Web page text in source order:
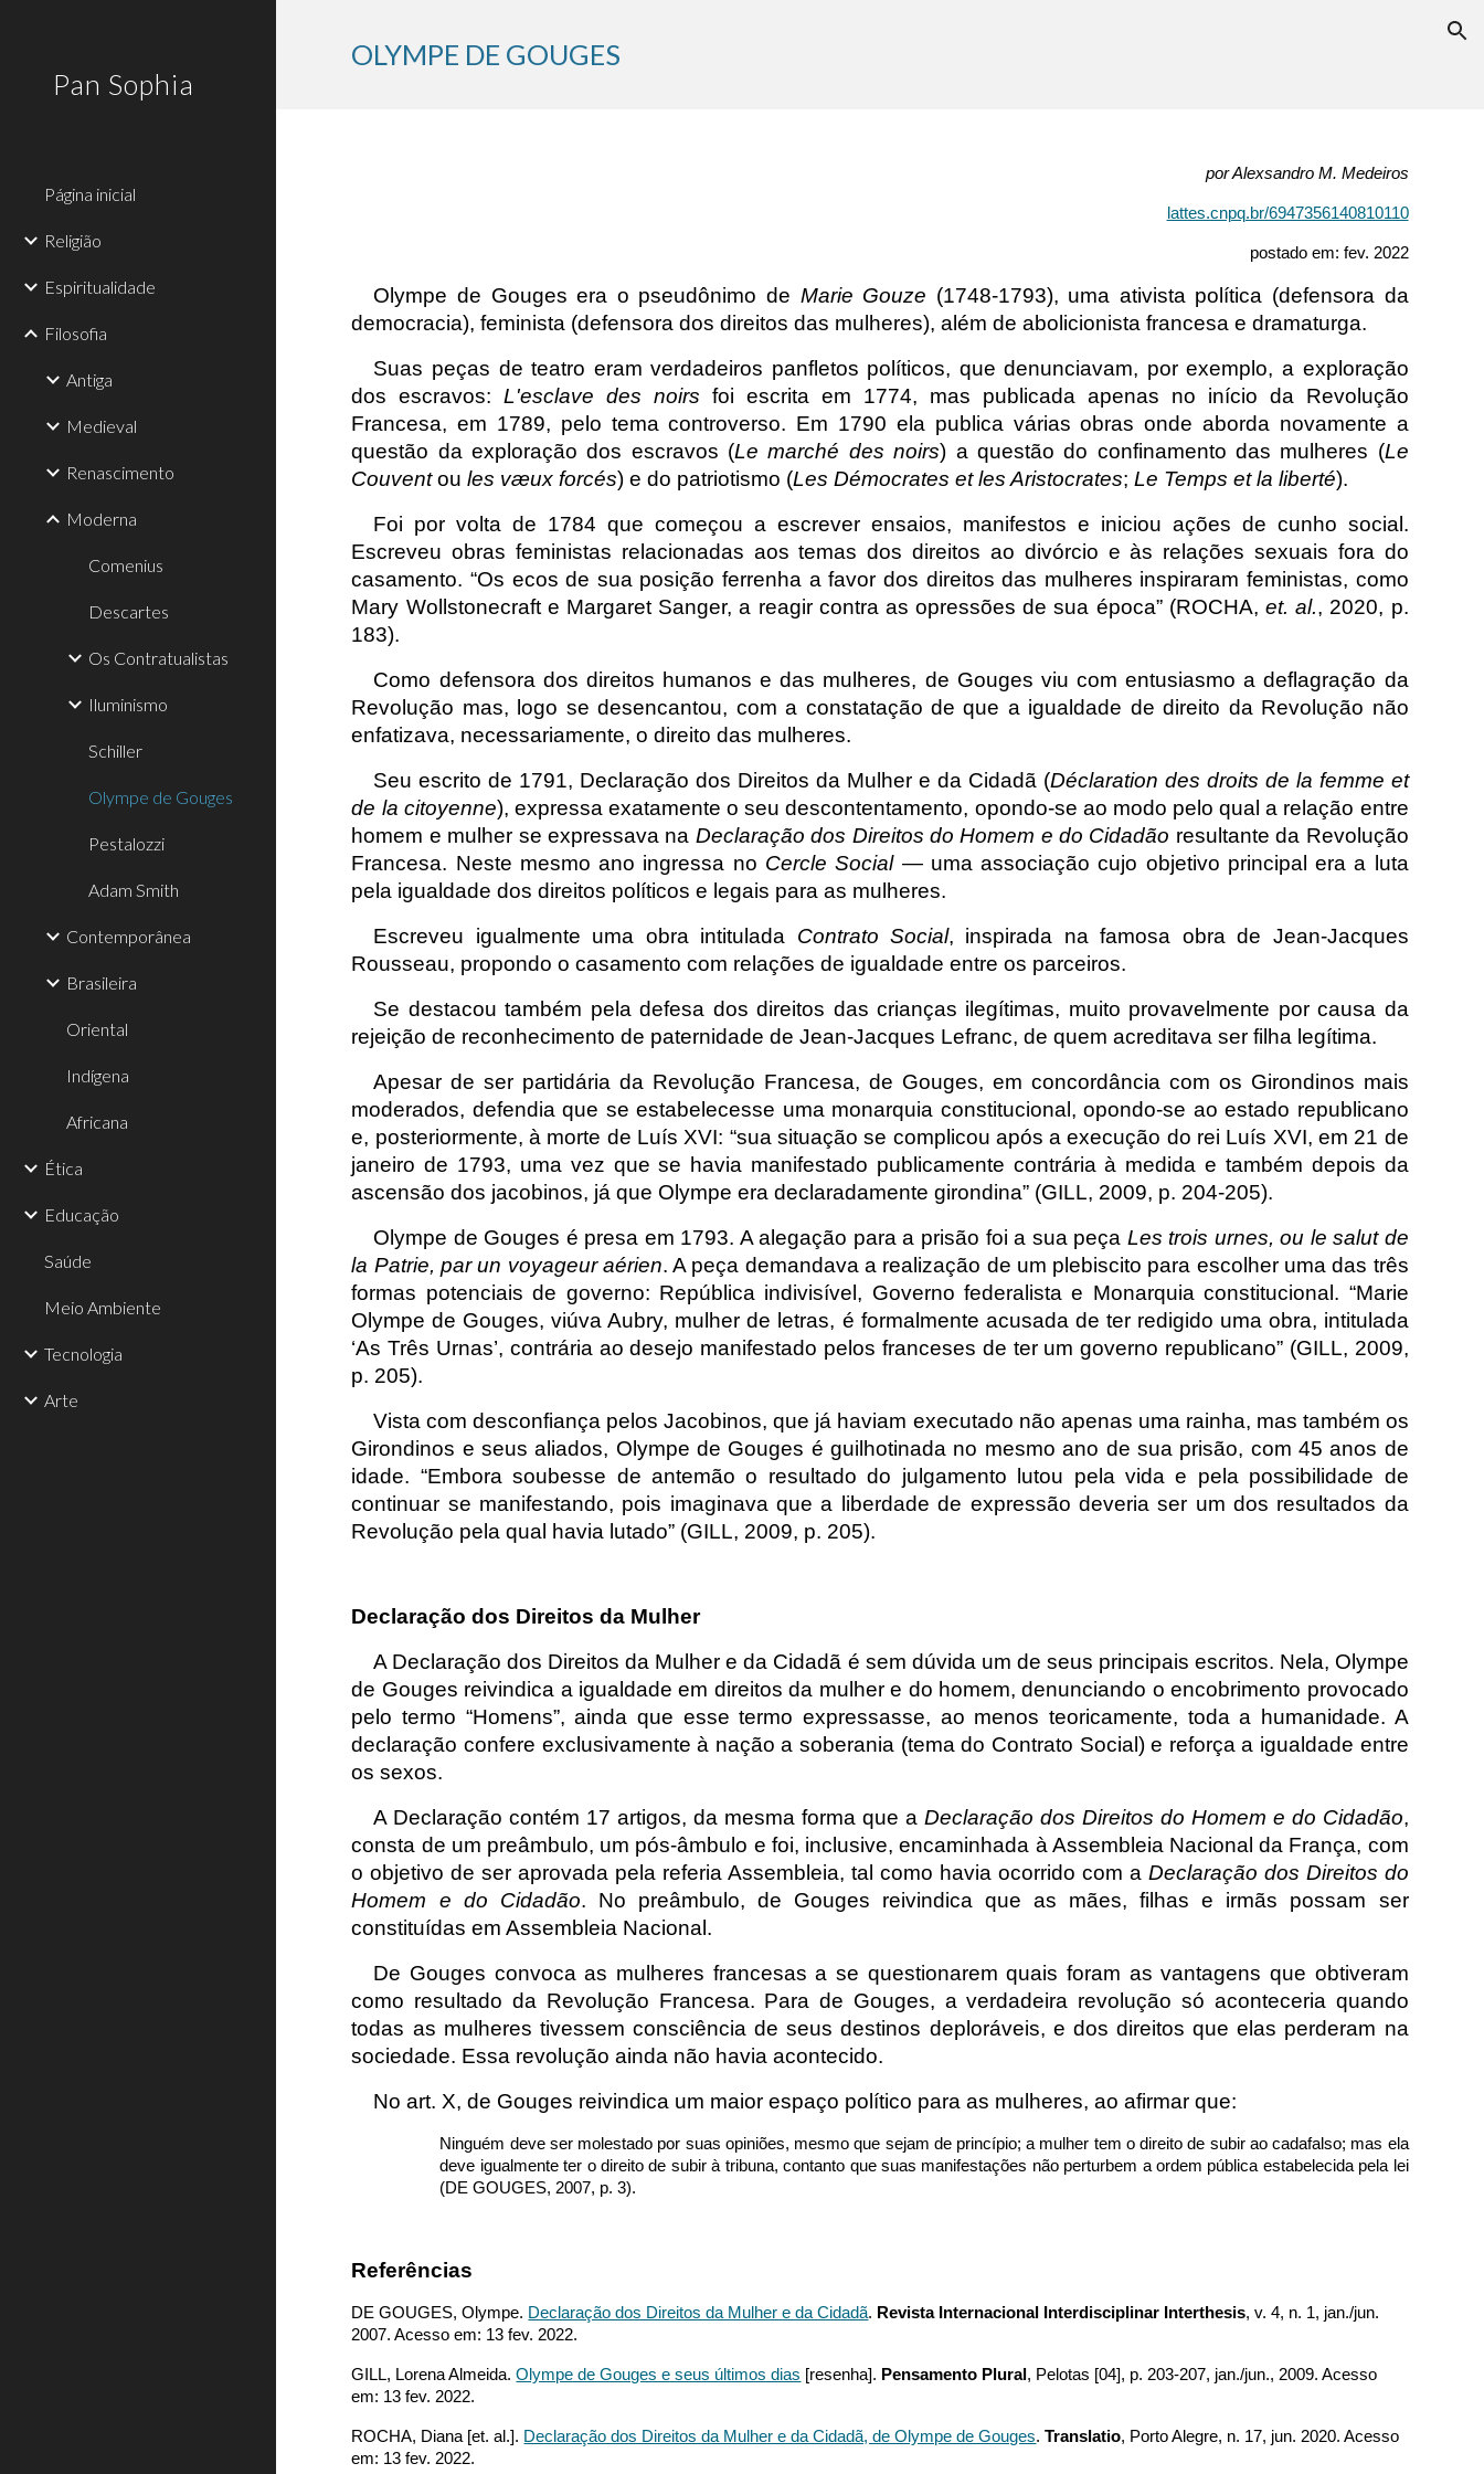
Skip to main content
Pan Sophia
Página inicial
Religião
Espiritualidade
Filosofia
Antiga
Medieval
Renascimento
Moderna
Comenius
Descartes
Os Contratualistas
Iluminismo
Schiller
Olympe de Gouges
Pestalozzi
Adam Smith
Contemporânea
Brasileira
Oriental
Indígena
Africana
Ética
Educação
Saúde
Meio Ambiente
Tecnologia
Arte
OLYMPE DE GOUGES
por Alexsandro M. Medeiros
lattes.cnpq.br/6947356140810110
postado em: fev. 2022
Olympe de Gouges era o pseudônimo de Marie Gouze (1748-1793), uma ativista política (defensora da
democracia), feminista (defensora dos direitos das mulheres), além de abolicionista francesa e dramaturga.
Suas peças de teatro eram verdadeiros panfletos políticos, que denunciavam, por exemplo, a exploração
dos escravos:L'esclave des noirs foi escrita em 1774, mas publicada apenas no início da Revolução
Francesa, em 1789, pelo tema controverso. Em 1790 ela publica várias obras onde aborda novamente a
questão da exploração dos escravos (Le marché des noirs) a questão do confinamento das mulheres (Le
Couventoules væux forcés) e do patriotismo (Les Démocrates et les Aristocrates;Le Temps et la liberté).
Foi por volta de 1784 que começou a escrever ensaios, manifestos e iniciou ações de cunho social.
Escreveu obras feministas relacionadas aos temas dos direitos ao divórcio e às relações sexuais fora do
casamento. “Os ecos de sua posição ferrenha a favor dos direitos das mulheres inspiraram feministas, como
Mary Wollstonecraft e Margaret Sanger, a reagir contra as opressões de sua época” (ROCHA, et. al., 2020, p.
183).
Como defensora dos direitos humanos e das mulheres, de Gouges viu com entusiasmo a deflagração da
Revolução mas, logo se desencantou, com a constatação de que a igualdade de direito da Revolução não
enfatizava, necessariamente, o direito das mulheres.
Seu escrito de 1791, Declaração dos Direitos da Mulher e da Cidadã (Déclaration des droits de la femme et
de la citoyenne), expressa exatamente o seu descontentamento, opondo-se ao modo pelo qual a relação entre
homem e mulher se expressava na Declaração dos Direitos do Homem e do Cidadão resultante da Revolução
Francesa. Neste mesmo ano ingressa no Cercle Social— uma associação cujo objetivo principal era a luta
pela igualdade dos direitos políticos e legais para as mulheres.
Escreveu igualmente uma obra intitulada Contrato Social, inspirada na famosa obra de Jean-Jacques
Rousseau, propondo o casamento com relações de igualdade entre os parceiros.
Se destacou também pela defesa dos direitos das crianças ilegítimas, muito provavelmente por causa da
rejeição de reconhecimento de paternidade de Jean-Jacques Lefranc, de quem acreditava ser filha legítima.
Apesar de ser partidária da Revolução Francesa, de Gouges, em concordância com os Girondinos mais
moderados, defendia que se estabelecesse uma monarquia constitucional, opondo-se ao estado republicano
e, posteriormente, à morte de Luís XVI: “sua situação se complicou após a execução do rei Luís XVI, em 21 de
janeiro de 1793, uma vez que se havia manifestado publicamente contrária à medida e também depois da
ascensão dos jacobinos, já que Olympe era declaradamente girondina” (GILL, 2009, p. 204-205).
Olympe de Gouges é presa em 1793. A alegação para a prisão foi a sua peça Les trois urnes, ou le salut de
la Patrie, par un voyageur aérien. A peça demandava a realização de um plebiscito para escolher uma das três
formas potenciais de governo: República indivisível, Governo federalista e Monarquia constitucional. “Marie
Olympe de Gouges, viúva Aubry, mulher de letras, é formalmente acusada de ter redigido uma obra, intitulada
‘As Três Urnas’, contrária ao desejo manifestado pelos franceses de ter um governo republicano” (GILL, 2009,
p. 205).
Vista com desconfiança pelos Jacobinos, que já haviam executado não apenas uma rainha, mas também os
Girondinos e seus aliados, Olympe de Gouges é guilhotinada no mesmo ano de sua prisão, com 45 anos de
idade. “Embora soubesse de antemão o resultado do julgamento lutou pela vida e pela possibilidade de
continuar se manifestando, pois imaginava que a liberdade de expressão deveria ser um dos resultados da
Revolução pela qual havia lutado” (GILL, 2009, p. 205).
Declaração dos Direitos da Mulher
A Declaração dos Direitos da Mulher e da Cidadã é sem dúvida um de seus principais escritos. Nela, Olympe
de Gouges reivindica a igualdade em direitos da mulher e do homem, denunciando o encobrimento provocado
pelo termo “Homens”, ainda que esse termo expressasse, ao menos teoricamente, toda a humanidade. A
declaração confere exclusivamente à nação a soberania (tema do Contrato Social) e reforça a igualdade entre
os sexos.
A Declaração contém 17 artigos, da mesma forma que a Declaração dos Direitos do Homem e do Cidadão,
consta de um preâmbulo, um pós-âmbulo e foi, inclusive, encaminhada à Assembleia Nacional da França, com
o objetivo de ser aprovada pela referia Assembleia, tal como havia ocorrido com a Declaração dos Direitos do
Homem e do Cidadão. No preâmbulo, de Gouges reivindica que as mães, filhas e irmãs possam ser
constituídas em Assembleia Nacional.
De Gouges convoca as mulheres francesas a se questionarem quais foram as vantagens que obtiveram
como resultado da Revolução Francesa. Para de Gouges, a verdadeira revolução só aconteceria quando
todas as mulheres tivessem consciência de seus destinos deploráveis, e dos direitos que elas perderam na
sociedade. Essa revolução ainda não havia acontecido.
No art. X, de Gouges reivindica um maior espaço político para as mulheres, ao afirmar que:
Ninguém deve ser molestado por suas opiniões, mesmo que sejam de princípio; a mulher tem o direito de subir ao cadafalso; mas ela
deve igualmente ter o direito de subir à tribuna, contanto que suas manifestações não perturbem a ordem pública estabelecida pela lei
(DE GOUGES, 2007, p. 3).
Referências
DE GOUGES, Olympe. Declaração dos Direitos da Mulher e da Cidadã. Revista Internacional Interdisciplinar Interthesis, v. 4, n. 1, jan./jun.
2007. Acesso em: 13 fev. 2022.
GILL, Lorena Almeida. Olympe de Gouges e seus últimos dias [resenha]. Pensamento Plural , Pelotas [04], p. 203-207, jan./jun., 2009. Acesso
em: 13 fev. 2022.
ROCHA, Diana [et. al.]. Declaração dos Direitos da Mulher e da Cidadã, de Olympe de Gouges.Translatio, Porto Alegre, n. 17, jun. 2020. Acesso
em: 13 fev. 2022.